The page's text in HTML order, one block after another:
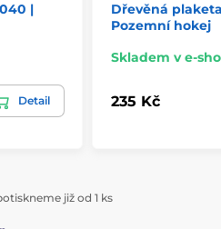
|
Detail
Dřevěná
Pozemní hokej
Skladem v e-
235 Kč
již od 1 ks